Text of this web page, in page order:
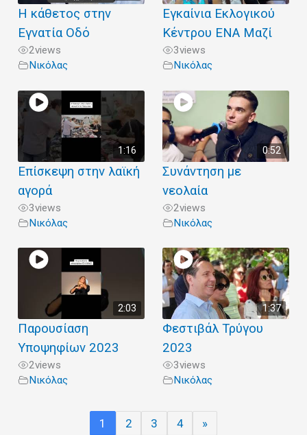
Η κάθετος στην
Εγνατία Οδό
2views
Νικόλας
Εγκαίνια Εκλογικού
Κέντρου ΕΝΑ Μαζί
3views
Νικόλας
1:16
Επίσκεψη στην λαϊκή
αγορά
3views
Νικόλας
0:52
Συνάντηση με
νεολαία
2views
Νικόλας
2:03
Παρουσίαση
Υποψηφίων 2023
2views
Νικόλας
1:37
Φεστιβάλ Τρύγου
2023
3views
Νικόλας
1 2 3 4 »